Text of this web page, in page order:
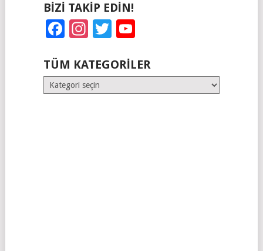
BIZI TAKIP EDIN!
Facebook
Instagram
Twitter
TÜM KATEGORILER
Tüm
Kategoriler